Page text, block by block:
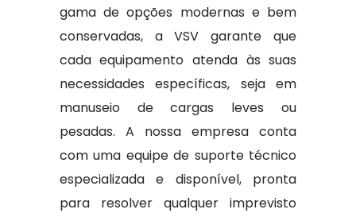
gama de opções modernas e bem
conservadas, a VSV garante que
cada equipamento atenda às suas
necessidades específicas, seja em
manuseio de cargas leves ou
pesadas. A nossa empresa conta
com uma equipe de suporte técnico
especializada e disponível, pronta
para resolver qualquer imprevisto